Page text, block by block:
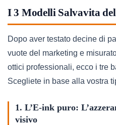
I 3 Modelli Salvavita
Dopo aver testato decine di
vuote del marketing e
ottici professionali, ecco i tre
Scegliete in base alla vostra
1. L’E-ink puro:
visivo